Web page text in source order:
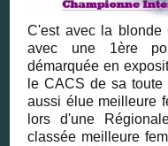
C'est avec la blonde
avec une 1ère
démarquée en
le CACS de sa
aussi élue meilleure
lors d'une
classée meilleure